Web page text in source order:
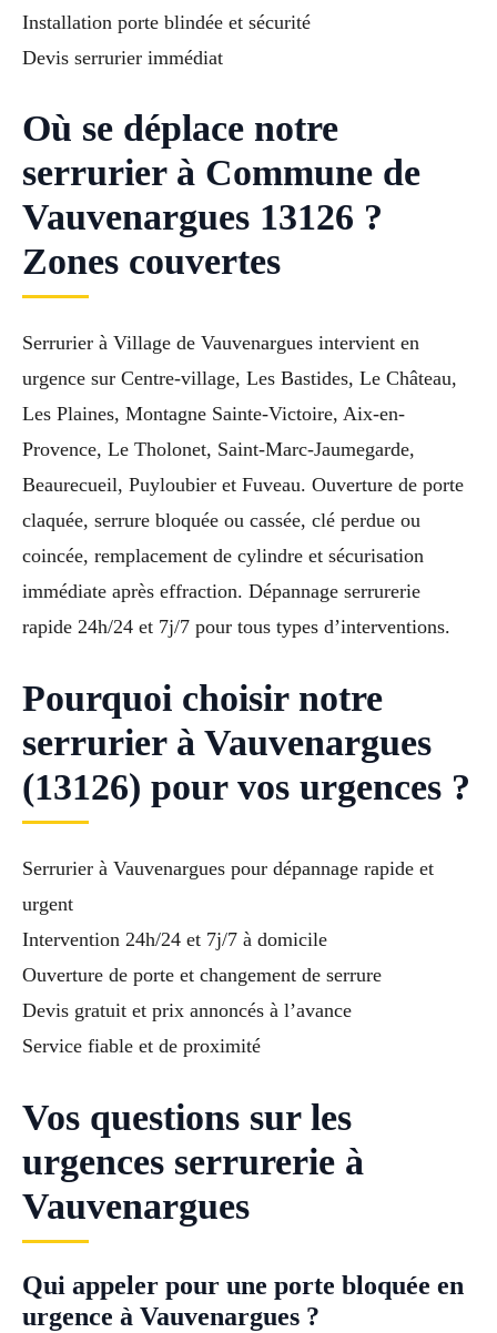
Installation porte blindée et sécurité
Devis serrurier immédiat
Où se déplace notre
serrurier à Commune de
Vauvenargues 13126 ?
Zones couvertes
Serrurier à Village de Vauvenargues intervient en
urgence sur Centre-village, Les Bastides, Le Château,
Les Plaines, Montagne Sainte-Victoire, Aix-en-
Provence, Le Tholonet, Saint-Marc-Jaumegarde,
Beaurecueil, Puyloubier et Fuveau. Ouverture de porte
claquée, serrure bloquée ou cassée, clé perdue ou
coincée, remplacement de cylindre et sécurisation
immédiate après effraction. Dépannage serrurerie
rapide 24h/24 et 7j/7 pour tous types d’interventions.
Pourquoi choisir notre
serrurier à Vauvenargues
(13126) pour vos urgences ?
Serrurier à Vauvenargues pour dépannage rapide et
urgent
Intervention 24h/24 et 7j/7 à domicile
Ouverture de porte et changement de serrure
Devis gratuit et prix annoncés à l’avance
Service fiable et de proximité
Vos questions sur les
urgences serrurerie à
Vauvenargues
Qui appeler pour une porte bloquée en
urgence à Vauvenargues ?